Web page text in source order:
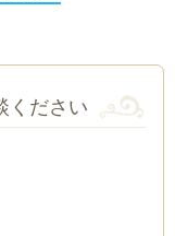
ください